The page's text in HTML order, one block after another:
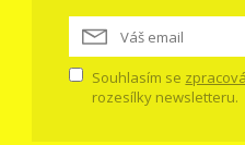
Souhlasím se
rozesílky newsletteru.